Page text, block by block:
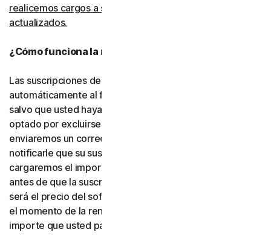
realicemos cargos a su tipo de pago utilizando los datos
actualizados.
¿Cómo funciona la renovación automática?
Las suscripciones de pago se renovarán
automáticamente al finalizar su período de vigencia,
salvo que usted haya decidido no inscribirse o haya
optado por excluirse de la renovación automática. Le
enviaremos un correo electrónico con antelación para
notificarle que su suscripción está próxima a renovarse y
cargaremos el importe a su tipo de pago hasta 35 días
antes de que la suscripción finalice. El importe cargado
será el precio del software o de los servicios vigente en
el momento de la renovación, que puede ser distinto del
importe que usted pagó originalmente. Es su